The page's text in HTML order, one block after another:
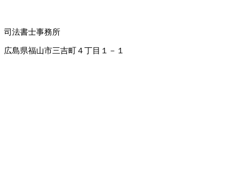
司法書士事務所
広島県福山市三吉町４丁目１－１